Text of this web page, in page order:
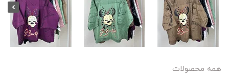
همه محصولات